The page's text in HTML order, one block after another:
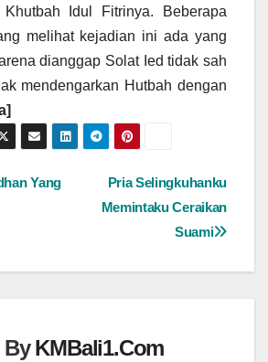
Idul Fitrinya. Beberapa
melihat kejadian ini ada yang
dianggap Solat Ied tidak sah
mendengarkan Hutbah dengan
Pria Selingkuhanku
Memintaku Ceraikan
Suami
Yang
ByKMBali1.Com